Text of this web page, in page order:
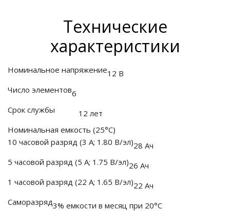
питания
защита)
и
Технические
характеристики
Номинальное напряжение12 В
Число элементов6
Срок службы
12 лет
Номинальная емкость (25°С)
10 часовой разряд (3 А; 1.80 В/эл)28 Ач
5 часовой разряд (5 А; 1.75 В/эл)26 Ач
1 часовой разряд (22 А; 1.65 В/эл)22 Ач
Саморазряд3% емкости в месяц при 20°С